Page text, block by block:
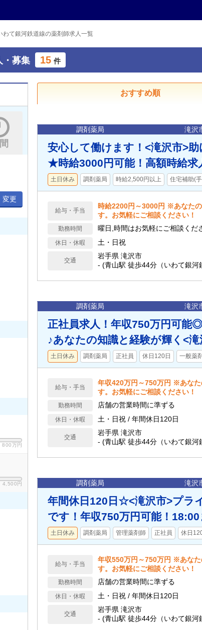
わて銀河鉄道線の薬剤師求人一覧
・募集 15 件
変更
800万円
4,500円
おすすめ順
調剤薬局 滝沢
安心して働けます！<滝沢市>
★時給3000円可能！高額時給
土日休み 調剤薬局 時給2,500円以上 住宅補助(
給与・手当
時給2200円～3000円 ※あなた
す。お気軽にご相談ください！
勤務時間 曜日,時間はお気軽にご相談くだ
休日・休暇 土・日祝
交通
岩手県 滝沢市
- (青山駅 徒歩44分（いわて銀河
調剤薬局 滝沢
正社員求人！年収750万円可能
♪あなたの知識と経験が輝く<滝
土日休み 調剤薬局 正社員 休日120日 一般薬
給与・手当
年収420万円～750万円 ※あなた
す。お気軽にご相談ください！
勤務時間 店舗の営業時間に準ずる
休日・休暇 土・日祝 / 年間休日120日
交通
岩手県 滝沢市
- (青山駅 徒歩44分（いわて銀河
調剤薬局 滝沢
年間休日120日☆<滝沢市>プラ
です！年収750万円可能！
土日休み 調剤薬局 管理薬剤師 正社員 休日
給与・手当
年収550万円～750万円 ※あなた
す。お気軽にご相談ください！
勤務時間 店舗の営業時間に準ずる
休日・休暇 土・日祝 / 年間休日120日
交通
岩手県 滝沢市
- (青山駅 徒歩44分（いわて銀河